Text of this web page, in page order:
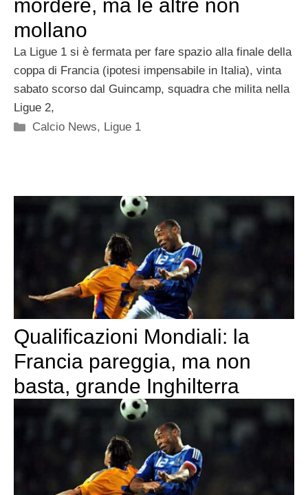
mordere, ma le altre non
mollano
La Ligue 1 si è fermata per fare spazio alla finale della
coppa di Francia (ipotesi impensabile in Italia), vinta
sabato scorso dal Guincamp, squadra che milita nella
Ligue 2,
Categorie
Calcio News, Ligue 1
Qualificazioni Mondiali: la
Francia pareggia, ma non
basta, grande Inghilterra